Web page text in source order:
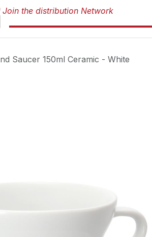
Saucer 150ml Ceramic - White